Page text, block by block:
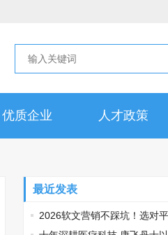
优质企业 人才政策
最近发表
2026软文营销不踩坑！选对